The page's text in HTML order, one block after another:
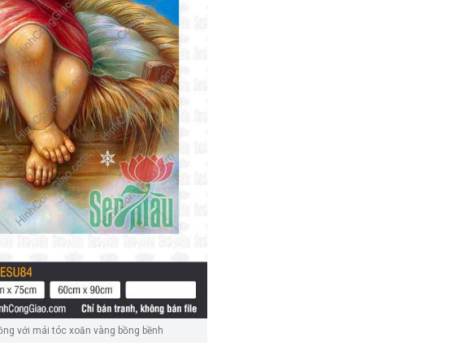
với mái tóc xoăn vàng bồng bềnh